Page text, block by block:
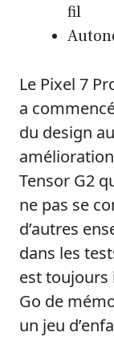
fil
Le Pixel 7
a
du design
Tensor G2
ne pas se
d’autres
dans les
est toujours
Go de
un jeu